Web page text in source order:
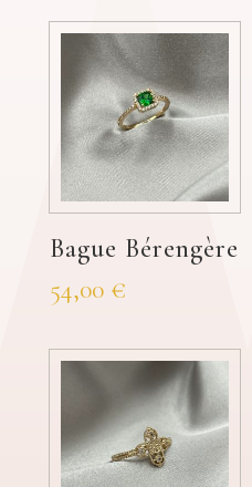
Bague Bérengère
54,00 €